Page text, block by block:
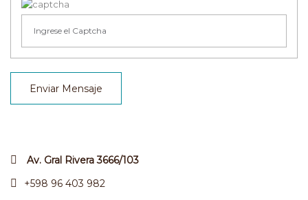
Enviar Mensaje
Av. Gral Rivera 3666/103
+598 96 403 982